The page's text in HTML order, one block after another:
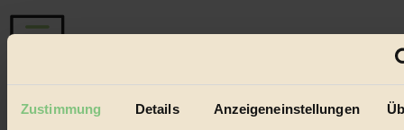
Zustimmung Details Anzeigeneinstellungen